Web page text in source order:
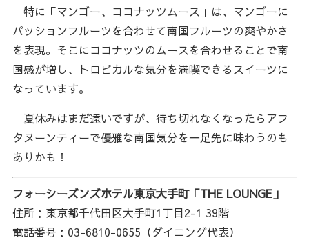
特に「マンゴー、ココナッツムース」は、マンゴーに
パッションフルーツを合わせて南国フルーツの爽やかさ
を表現。そこにココナッツのムースを合わせることで南
国感が増し、トロピカルな気分を満喫できるスイーツに
なっています。
夏休みはまだ遠いですが、待ち切れなくなったらアフ
タヌーンティーで優雅な南国気分を一足先に味わうのも
ありかも！
フォーシーズンズホテル東京大手町「THE LOUNGE」
住所：東京都千代田区大手町1丁目2-1 39階
電話番号：03-6810-0655（ダイニング代表）